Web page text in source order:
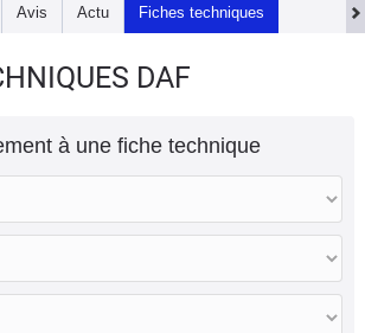
Avis Actu Fiches techniques
DAF
à une fiche technique